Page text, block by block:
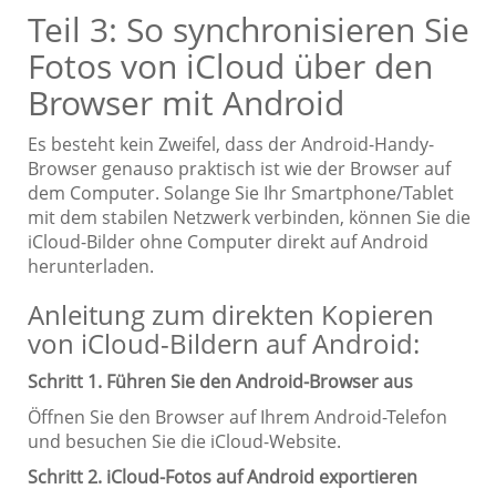
Teil 3: So synchronisieren Sie
Fotos von iCloud über den
Browser mit Android
Es besteht kein Zweifel, dass der Android-Handy-
Browser genauso praktisch ist wie der Browser auf
dem Computer. Solange Sie Ihr Smartphone/Tablet
mit dem stabilen Netzwerk verbinden, können Sie die
iCloud-Bilder ohne Computer direkt auf Android
herunterladen.
Anleitung zum direkten Kopieren
von iCloud-Bildern auf Android:
Schritt 1. Führen Sie den Android-Browser aus
Öffnen Sie den Browser auf Ihrem Android-Telefon
und besuchen Sie die iCloud-Website.
Schritt 2. iCloud-Fotos auf Android exportieren